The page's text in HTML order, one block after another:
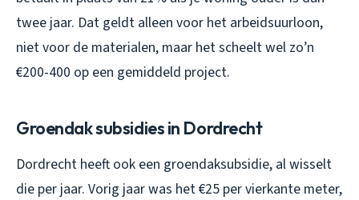
twee jaar. Dat geldt alleen voor het arbeidsuurloon,
niet voor de materialen, maar het scheelt wel zo’n
€200-400 op een gemiddeld project.
Groendak subsidies in Dordrecht
Dordrecht heeft ook een groendaksubsidie, al wisselt
die per jaar. Vorig jaar was het €25 per vierkante meter,